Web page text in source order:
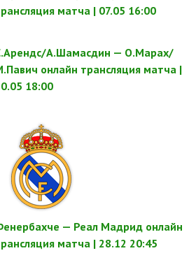
матча | 07.05 16:00
А.Шамасдин — О.Марах/
онлайн трансляция матча |
18:00
— Реал Мадрид онлайн
матча | 28.12 20:45